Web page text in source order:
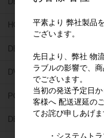
HORICO (ホリコ)
DEDECO (デデコ)
DVA (ディーヴイエー)
POLIRAPID (ポリラピッド)
DENTSPLY (デンツプライ)
平素より 弊社製品
ございます。
先日より、弊社 物
ラブルの影響で、
でございます。
当初の発送予定日
客様へ 配送遅延の
てお詫び申しあげま
・システムトラ